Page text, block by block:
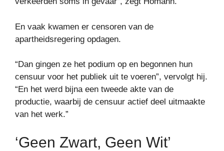
En vaak kwamen er censoren van de
apartheidsregering opdagen.
“Dan gingen ze het podium op en begonnen hun
censuur voor het publiek uit te voeren”, vervolgt hij.
“En het werd bijna een tweede akte van de
productie, waarbij de censuur actief deel uitmaakte
van het werk.”
‘Geen Zwart, Geen Wit’